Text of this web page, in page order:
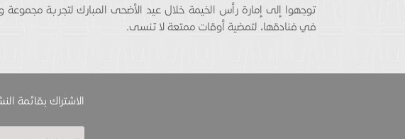
توجهوا إلى إمارة رأس الخيمة خلال عيد الأضحى المبارك لتجربة مجموعة
في فنادقها، لتمضية أوقات ممتعة لا تنسى.
الاشتراك بقائمة